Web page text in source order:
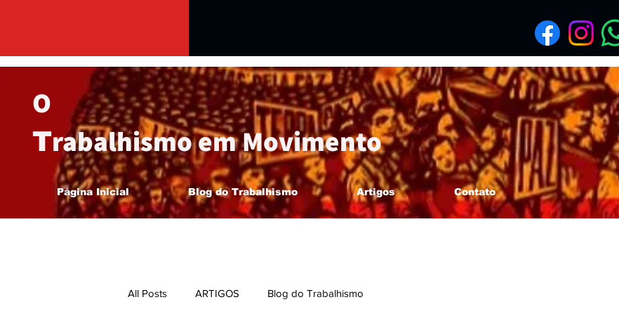
O
Trabalhismo emMovimento
Página Inicial Blog do Trabalhismo Artigos Contato
All Posts ARTIGOS Blog do Trabalhismo